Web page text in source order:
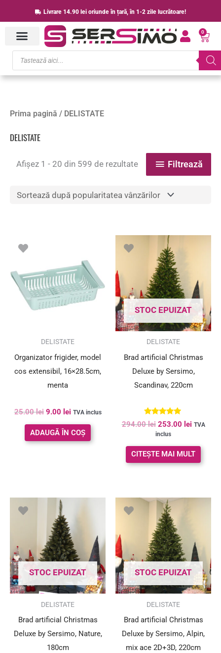
to
content
Livrare 14.90 lei oriunde în țară, în 1-2 zile lucrătoare!
0
Cart
Products
search
Prima pagină / DELISTATE
DELISTATE
Afișez 1 - 20 din 599 de rezultate Filtrează
SUPER PREȚ!DELISTATE
Organizator frigider, model
cos extensibil, 16×28.5cm,
menta
25.00lei
fost:
25.00 lei.
9.00 lei
este:
9.00 lei.
TVA inclus
ADAUGĂ ÎN COȘ
SUPER PREȚ!
STOC EPUIZAT
DELISTATE
Brad artificial Christmas
Deluxe by Sersimo,
Scandinav, 220cm
Evaluat la
5.00
din 5
294.00lei
Prețul
inițial
a
fost:
294.00 lei.
253.00 lei TVA
inclus
CITEȘTE MAI MULT
SUPER PREȚ!
STOC EPUIZAT
DELISTATE
Brad artificial Christmas
Deluxe by Sersimo, Nature,
180cm
Prețul
inițial
a
fost:
341.00 lei.
SUPER PREȚ!
STOC EPUIZAT
DELISTATE
Brad artificial Christmas
Deluxe by Sersimo, Alpin,
mix ace 2D+3D, 220cm
Prețul
inițial
a
fost:
1,097.00 lei.